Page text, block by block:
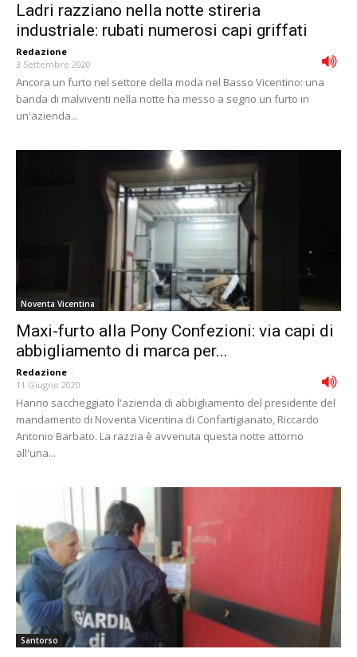
Ladri razziano nella notte stireria
industriale: rubati numerosi capi griffati
Redazione -
3 Settembre 2020
Ancora un furto nel settore della moda nel Basso Vicentino: una
banda di malviventi nella notte ha messo a segno un furto in
un'azienda...
Noventa Vicentina
Maxi-furto alla Pony Confezioni: via capi di
abbigliamento di marca per...
Redazione -
11 Giugno 2020
Hanno saccheggiato l'azienda di abbigliamento del presidente del
mandamento di Noventa Vicentina di Confartigianato, Riccardo
Antonio Barbato. La razzia è avvenuta questa notte attorno
all'una...
Santorso